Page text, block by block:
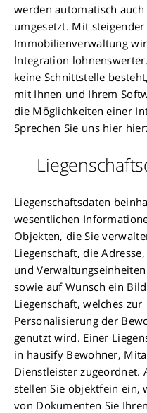
werden automatisch
umgesetzt. Mit
Immobilienverwaltung
Integration
keine Schnittstelle
mit Ihnen und Ihrem
die Möglichkeiten einer
Sprechen Sie uns hier
Liegenschaftsdaten
wesentlichen
Objekten, die Sie
Liegenschaft, die
und
sowie auf Wunsch ein
Liegenschaft, welches zur
Personalisierung der
genutzt wird. Einer
in hausify Bewohner,
Dienstleister zugeordnet.
stellen Sie objektfein ein,
von Dokumenten Sie